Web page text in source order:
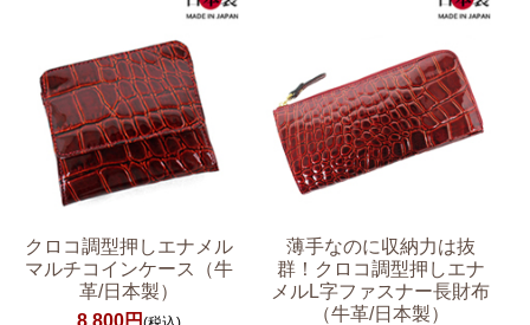
クロコ調型押しエナメル
マルチコインケース（牛
革/日本製）
8,800円
薄手なのに収納力は抜
群！クロコ調型押しエナ
メルL字ファスナー長財布
（牛革/日本製）